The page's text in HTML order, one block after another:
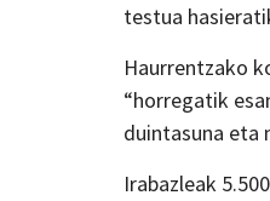
testua
Haurrentzako
“horregatik
duintasuna eta
Irabazleak